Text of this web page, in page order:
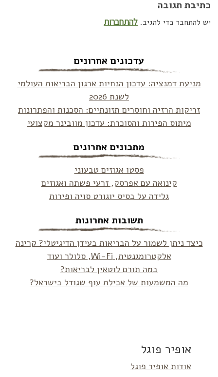
כתיבת תגובה
יש להתחבר כדי להגיב. להתחברות
עדכונים אחרונים
מניעת דמנציה: עדכון הנחיות ארגון הבריאות העולמי
לשנת 2026
זריקות הרזיה וחוסרים תזונתיים: הסכנות והפתרונות
מיתוס הפירות והסוכרת: עדכון מוובינר מקצועי
מתכונים אחרונים
פסטו אגוזים טבעוני
קינואה עם אפרסק, זרעי פשתה ואגוזים
גלידה על בסיס יוגורט סויה ופירות
תשובות אחרונות
כיצד ניתן לשמור על הבריאות בעידן הדיגיטלי? קרינה
אלקטרומגנטית, Wi-Fi, סלולר ועוד
במה תורם לוטאין לבריאות?
מה המשמעות של אכילת עוף שגודל בישראל?
אופיר פוגל
אודות אופיר פוגל